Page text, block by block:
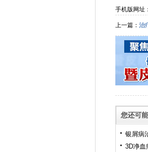
手机版网址：
上一篇： 治
您还可
银屑病
3D净血